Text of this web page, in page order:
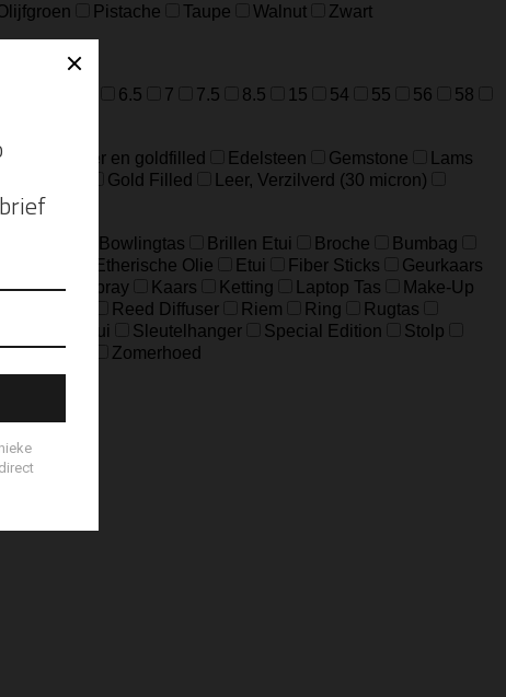
Pistache Taupe Walnut
Zwart
6.5 7 7.5 8.5 15 54 55 56
58
zilver en goldfilled Edelsteen Gemstone
Lams
Gold Filled
Leer, Verzilverd (30 micron)
Bowlingtas Brillen Etui Broche
Bumbag
Etherische Olie Etui Fiber Sticks
Geurkaars
Home-Spray Kaars Ketting Laptop Tas
Make-Up
Reed Diffuser Riem Ring
Rugtas
Sleuteletui Sleutelhanger Special Edition
Stolp
Zeep
Zomerhoed